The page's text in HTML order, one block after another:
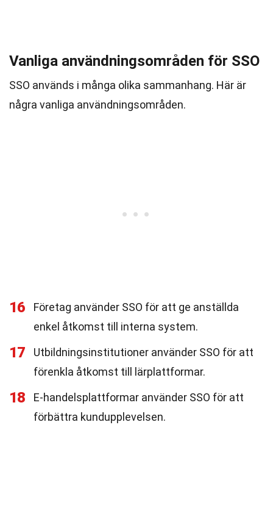
Vanliga användningsområden för SSO
SSO används i många olika sammanhang. Här är
några vanliga användningsområden.
16
Företag använder SSO för att ge anställda
enkel åtkomst till interna system.
17
Utbildningsinstitutioner använder SSO för att
förenkla åtkomst till lärplattformar.
18
E-handelsplattformar använder SSO för att
förbättra kundupplevelsen.